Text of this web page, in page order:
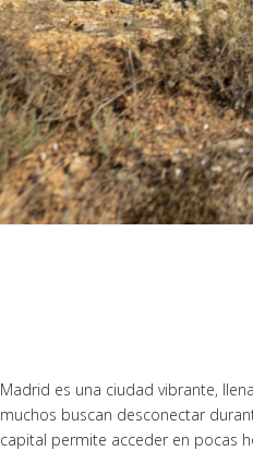
Madrid es una ciudad vibrante,
muchos buscan desconectar
capital permite acceder en pocas